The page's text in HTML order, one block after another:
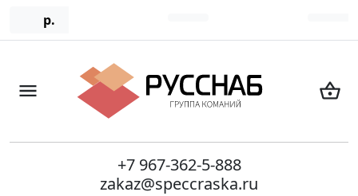
р.
+7 967-362-5-888
zakaz@speccraska.ru